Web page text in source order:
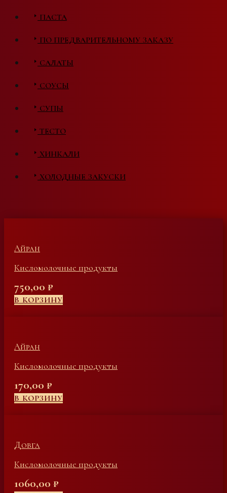
ПАСТА
ПО ПРЕДВАРИТЕЛЬНОМУ ЗАКАЗУ
САЛАТЫ
СОУСЫ
СУПЫ
ТЕСТО
ХИНКАЛИ
ХОЛОДНЫЕ ЗАКУСКИ
Айран
Кисломолочные продукты
750,00 ₽
В КОРЗИНУ
Айран
Кисломолочные продукты
170,00 ₽
В КОРЗИНУ
Довга
Кисломолочные продукты
1060,00 ₽